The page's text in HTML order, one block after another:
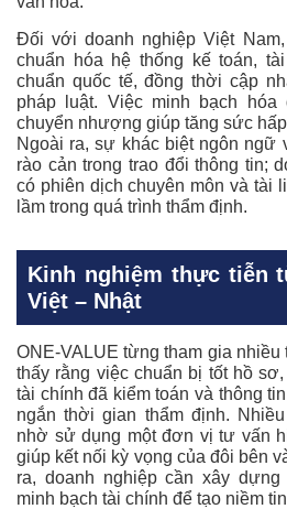
Đối với doanh nghiệp Việt
chuẩn hóa hệ thống kế toán,
chuẩn quốc tế, đồng thời cập
pháp luật. Việc minh bạch hóa
chuyển nhượng giúp tăng sức
Ngoài ra, sự khác biệt ngôn ngữ
rào cản trong trao đổi thông tin;
có phiên dịch chuyên môn và tài
lầm trong quá trình thẩm định.
Kinh nghiệm thực tiễn
Việt – Nhật
ONE-VALUE từng tham gia
thấy rằng việc chuẩn bị tốt hồ
tài chính đã kiểm toán và thông
ngắn thời gian thẩm định.
nhờ sử dụng một đơn vị tư vấn
giúp kết nối kỳ vọng của đôi bên
ra, doanh nghiệp cần xây
minh bạch tài chính để tạo niềm